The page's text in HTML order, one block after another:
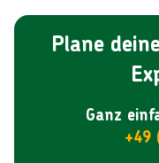
Köstlichkeiten in den
einer abendlichen
Hongkong bietet eine
Plane
Ganz
+49